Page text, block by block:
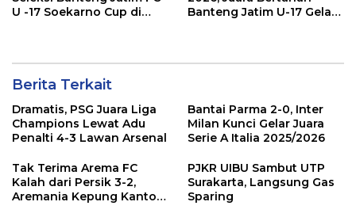
U -17 Soekarno Cup di
Banteng Jatim U-17 Gelar
Berita Terkait
Dramatis, PSG Juara Liga
Champions Lewat Adu
Penalti 4-3 Lawan Arsenal
Bantai Parma 2-0, Inter
Milan Kunci Gelar Juara
Serie A Italia 2025/2026
Tak Terima Arema FC
Kalah dari Persik 3-2,
Aremania Kepung Kantor
PJKR UIBU Sambut UTP
Surakarta, Langsung Gas
Sparing